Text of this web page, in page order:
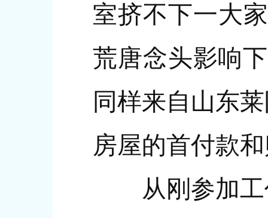
室挤不下一大
荒唐念头影响
同样来自山东
房屋的首付款
从刚参加工